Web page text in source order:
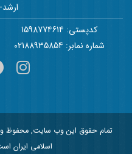
کدپستی: 1598774614
شماره نمابر: 02188935854
تمام حقوق این وب سایت, محفوظ و
اسلامی ایران